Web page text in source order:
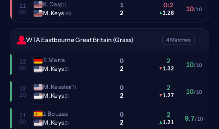
11
00
K. Day(Q)
M. Keys(26)
1
2
0:2
▴1.28 10/10
WTA Eastbourne Great Britain (Grass) 4 Matches
12
00
T. Maria
M. Keys(2)
0
2
2
▾1.32 10/10
12
10
M. Kessler(7)
M. Keys(2)
0
2
2
▾1.27 10/10
11
00
J. Bouzas
M. Keys(2)
0
2
2
▴1.21 9.7/10